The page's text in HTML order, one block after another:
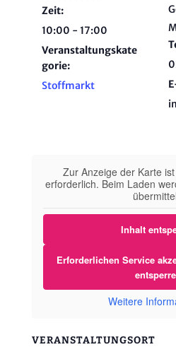
Zeit:
10:00 - 17:00
Veranstaltungskate
gorie:
Stoffmarkt
VERANSTALTUNGSORT
Zur Anzeige der Karte
erforderlich. Beim Laden
Inhalt
Erforderlichen Service
Weitere